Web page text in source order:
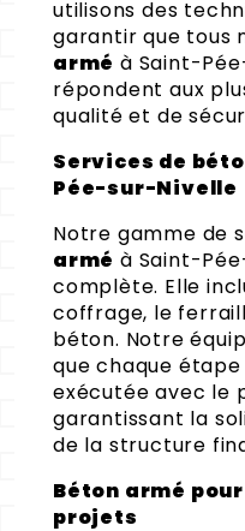
utilisons des
garantir que tous
armé à Saint-
répondent aux
qualité et de
Services de
Pée-sur-Nivelle
Notre gamme de
armé à Saint-
complète. Elle
coffrage, le
béton. Notre
que chaque
exécutée avec le
garantissant la
de la structure
Béton armé
projets